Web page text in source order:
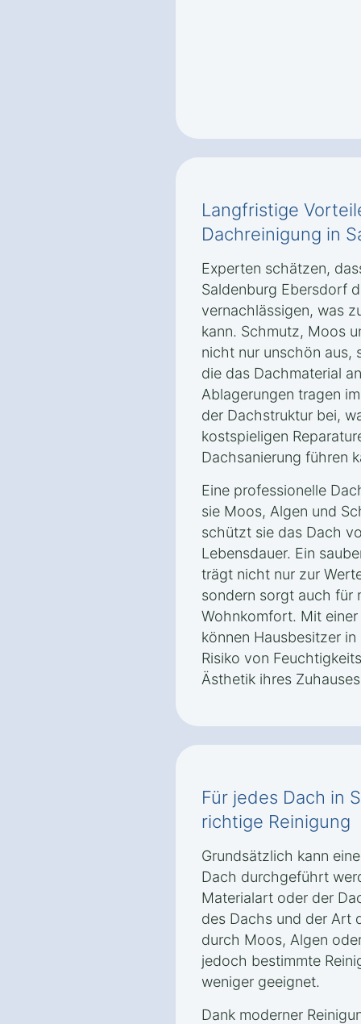
Langfristige
Dachreinigung in
Experten schätzen,
Saldenburg Ebersdorf
vernachlässigen, was
kann. Schmutz, Moos
nicht nur unschön aus,
die das Dachmaterial
Ablagerungen tragen
der Dachstruktur bei,
kostspieligen
Dachsanierung führen
Eine professionelle
sie Moos, Algen und
schützt sie das Dach
Lebensdauer. Ein
trägt nicht nur zur
sondern sorgt auch für
Wohnkomfort. Mit
können Hausbesitzer
Risiko von
Ästhetik ihres
Für jedes Dach in
richtige Reinigung
Grundsätzlich kann
Dach durchgeführt
Materialart oder der
des Dachs und der Art
durch Moos, Algen
jedoch bestimmte
weniger geeignet.
Dank moderner